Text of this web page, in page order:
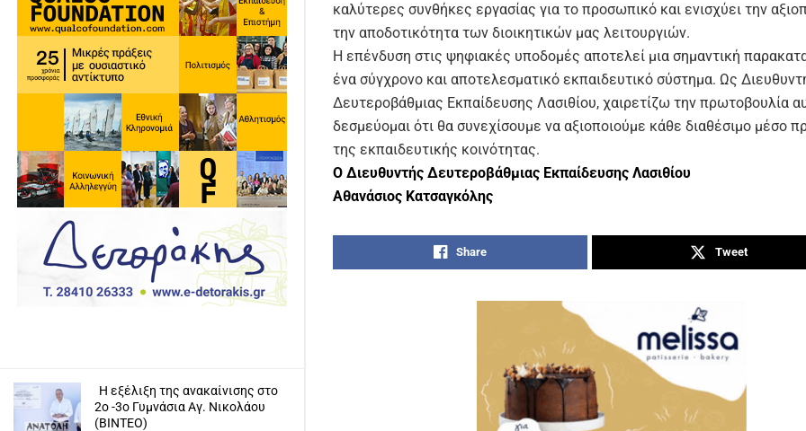
Η εξέλιξη της ανακαίνισης στο
2ο -3ο Γυμνάσια Αγ. Νικολάου
(ΒΙΝΤΕΟ)
καλύτερες συνθήκες εργασίας για το προσωπικό και ενισχύει την
την αποδοτικότητα των διοικητικών μας λειτουργιών.
Η επένδυση στις ψηφιακές υποδομές αποτελεί μια σημαντική
ένα σύγχρονο και αποτελεσματικό εκπαιδευτικό σύστημα. Ως
Δευτεροβάθμιας Εκπαίδευσης Λασιθίου, χαιρετίζω την πρωτοβουλία
δεσμεύομαι ότι θα συνεχίσουμε να αξιοποιούμε κάθε διαθέσιμο μέσο
της εκπαιδευτικής κοινότητας.
Ο Διευθυντής Δευτεροβάθμιας Εκπαίδευσης Λασιθίου
Αθανάσιος Κατσαγκόλης
Share Tweet